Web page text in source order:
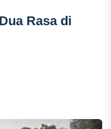
Rasa di